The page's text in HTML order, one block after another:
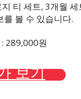
티 세트, 3개월
를 볼 수 있습니다.
289,000원
보기